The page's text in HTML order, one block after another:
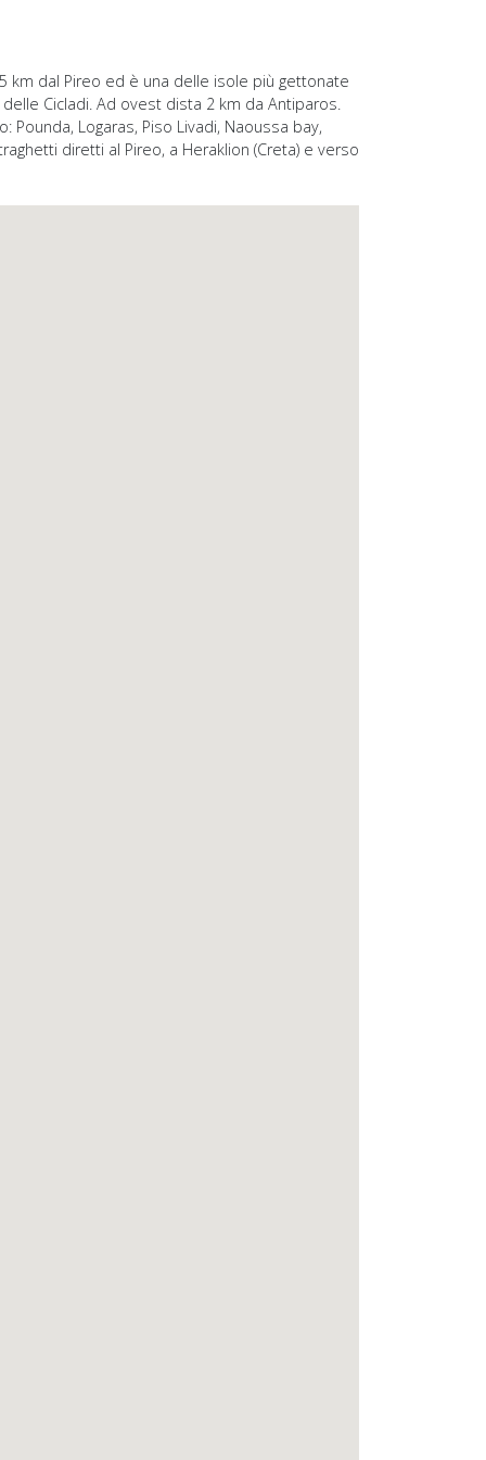
km dal Pireo ed è una delle isole più gettonate
Cicladi. Ad ovest dista 2 km da Antiparos.
Logaras, Piso Livadi, Naoussa bay,
diretti al Pireo, a Heraklion (Creta) e verso